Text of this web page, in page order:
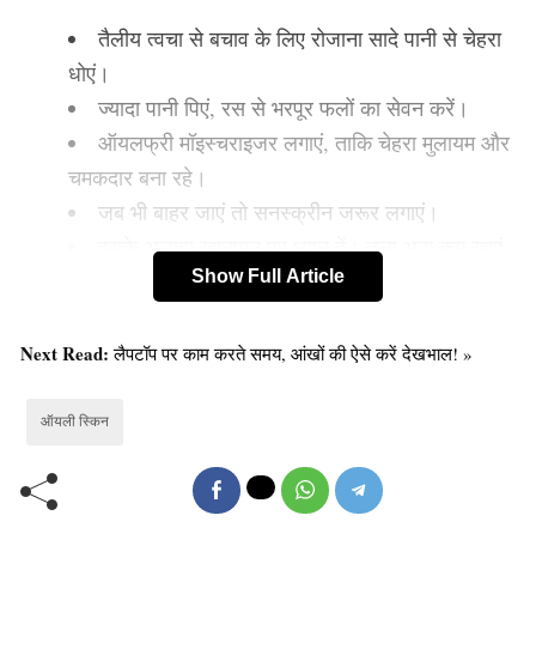
तैलीय त्वचा से बचाव के लिए रोजाना सादे पानी से चेहरा
धोएं।
ज्यादा पानी पिएं, रस से भरपूर फलों का सेवन करें।
ऑयलफ्री मॉइस्चराइजर लगाएं, ताकि चेहरा मुलायम और
चमकदार बना रहे।
जब भी बाहर जाएं तो सनस्क्रीन जरूर लगाएं।
इसके अलावा खानपान पर ध्यान दें। तला-भुना कम खाएं
और नमक व चीनी से परहेज करें।
Show Full Article
Next Read:लैपटॉप पर काम करते समय, आंखों की ऐसे करें देखभाल! »
ऑयली स्किन